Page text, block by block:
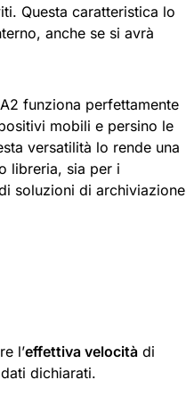
Questa caratteristica lo
anche se si avrà
funziona perfettamente
mobili e persino le
versatilità lo rende una
libreria, sia per i
soluzioni di archiviazione
l’effettiva velocità di
dichiarati.